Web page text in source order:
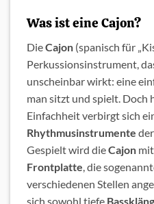
Was ist eine Cajon?
DieCajon (spanisch für
Perkussionsinstrument,
unscheinbar wirkt: eine
man sitzt und spielt. Doch
Einfachheit verbirgt sich
Rhythmusinstrumente
Gespielt wird dieCajon
Frontplatte , die
verschiedenen Stellen
sich sowohl tiefe